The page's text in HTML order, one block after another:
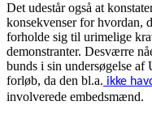
Det udestår også at
konsekvenser for hvordan,
forholde sig til urimelige
demonstranter. Desværre
bunds i sin undersøgelse
forløb, da den bl.a. ikke
involverede embedsmænd.